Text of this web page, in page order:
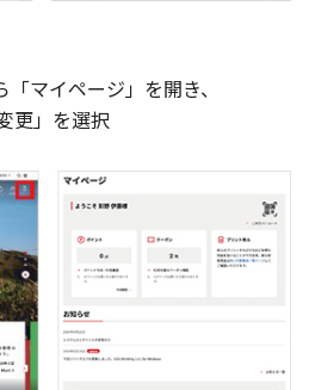
マイページ」を開き、
更」を選択